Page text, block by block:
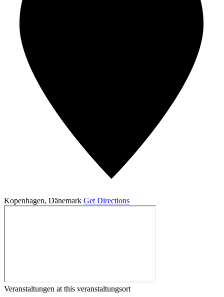
Kopenhagen, Dänemark Get Directions
Veranstaltungen at this veranstaltungsort